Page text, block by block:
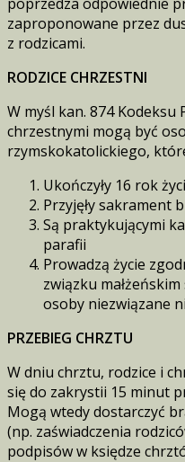
zaproponowane przez
z rodzicami.
RODZICE CHRZESTNI
W myśl kan. 874
chrzestnymi mogą być
rzymskokatolickiego,
Ukończyły 16 rok
Przyjęły sakrament
Są praktykującymi
parafii
Prowadzą życie
związku
osoby niezwiązane
PRZEBIEG CHRZTU
W dniu chrztu, rodzice i
się do zakrystii 15 minut
Mogą wtedy dostarczyć
(np. zaświadczenia
podpisów w księdze